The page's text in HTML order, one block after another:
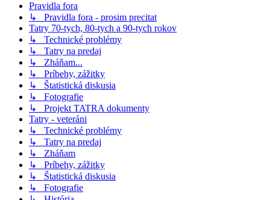
Pravidla fora
↳ Pravidla fora - prosim precitat
Tatry 70-tych, 80-tych a 90-tych rokov
↳ Technické problémy
↳ Tatry na predaj
↳ Zháňam...
↳ Príbehy, zážitky
↳ Štatistická diskusia
↳ Fotografie
↳ Projekt TATRA dokumenty
Tatry - veteráni
↳ Technické problémy
↳ Tatry na predaj
↳ Zháňam
↳ Príbehy, zážitky
↳ Štatistická diskusia
↳ Fotografie